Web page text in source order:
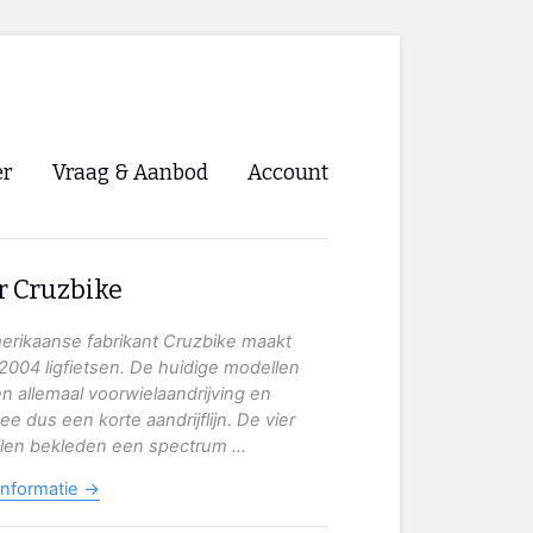
🡺
🡺
Vraag & Aanbod Account
Cruzbike
fabrikant Cruzbike maakt
ligfietsen. De huidige modellen
allemaal voorwielaandrijving en
dus een korte aandrijflijn. De vier
bekleden een spectrum ...
→